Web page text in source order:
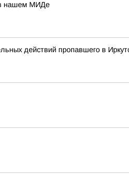
в нашем МИДе
действий пропавшего в